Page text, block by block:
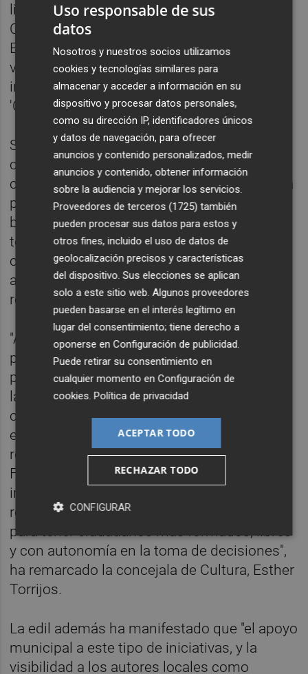
literaria promovida por la concejalía de
Cultura del Ayuntamiento de Paiporta y la
Biblioteca Pública 'María Moliner Ruiz', que
volvió a recuperarse este año tras la riada
incorporándose al proyecto municipal
'Ciudad Lectora'.
Se trata de un proyecto iniciado en 2022
cuyo objetivo es fomentar la lectura en los
ciclos de infantil y segundo ciclo de primaria
para a su vez, incentivar el uso de la
biblioteca municipal. En él se abordan cinco
temáticas relacionadas con el cambio
climático, la igualdad o la diversidad, que se
abordan a través de lecturas compartidas y
recomendaciones literarias.
"Acercar los libros a la ciudadanía define la
programación general y las actividades
programadas en esta Feria del Libro, donde
la lectura se concibe como una acción
colectiva que empieza en las primeras
edades y cuyo valor también queremos
reconocer a través de estos premios.
Fomentar la imaginación, la creatividad y la
implicación de los más pequeños y
reconocer su hábito lector es fundamental
para tener ciudadanos más formados, libres
y con autonomía en la toma de decisiones",
ha remarcado la concejala de Cultura, Esther
Torrijos.
La edil además ha manifestado que "el apoyo
municipal a este tipo de iniciativas, y la
visibilidad a los autores locales como
Uso responsable de sus
datos
Nosotros y nuestros socios utilizamos
cookies y tecnologías similares para
almacenar y acceder a información en su
dispositivo y procesar datos personales,
como su dirección IP, identificadores únicos
y datos de navegación, para ofrecer
anuncios y contenido personalizados, medir
anuncios y contenido, obtener información
sobre la audiencia y mejorar los servicios.
Proveedores de terceros (1725) también
pueden procesar sus datos para estos y
otros fines, incluido el uso de datos de
geolocalización precisos y características
del dispositivo. Sus elecciones se aplican
solo a este sitio web. Algunos proveedores
pueden basarse en el interés legítimo en
lugar del consentimiento; tiene derecho a
oponerse enConfiguración de publicidad.
Puede retirar su consentimiento en
cualquier momento enConfiguración de
cookies.Política de privacidad
ACEPTAR TODO
RECHAZAR TODO
CONFIGURAR